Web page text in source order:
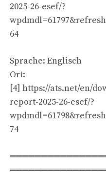
2025-26-esef/?
64
Sprache: Englisch
Ort:
[4] https://ats.net/en/
report-2025-26-esef/?
74